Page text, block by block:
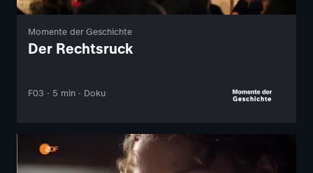
Momente der Geschichte
Der Rechtsruck
F03 · 5 min · Doku